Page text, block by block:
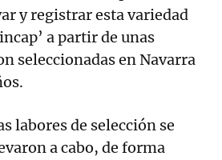
y registrar esta variedad
a partir de unas
seleccionadas en Navarra
labores de selección se
a cabo, de forma